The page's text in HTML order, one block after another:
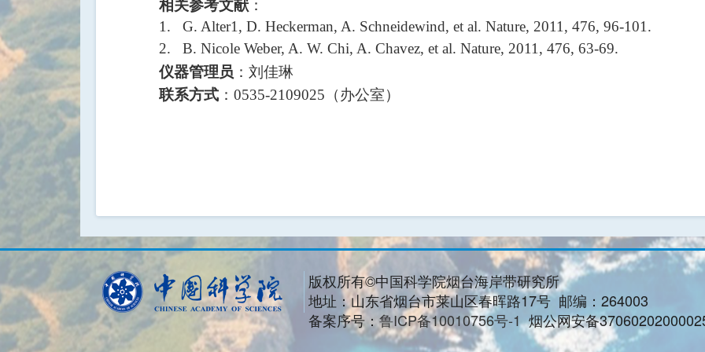
相关参考文献
1. G. Alter1, D. Heckerman, A. Schneidewind, et al. Nature, 2011, 476, 96-101.
2. B. Nicole Weber, A. W. Chi, A. Chavez, et al. Nature, 2011, 476, 63-69.
仪器管理员 ：刘佳琳
联系方式 ： 0535-2109025 （办公室）
版权所有©中国科学院烟台海岸带研究所
地址：山东省烟台市莱山区春晖路17号 邮编：264003
备案序号：鲁ICP备10010756号-1烟公网安备